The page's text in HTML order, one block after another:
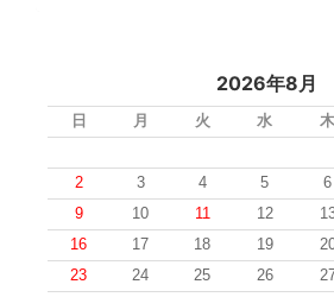
2026年8月
日 月 火 水 木
2
3 4 5 6
9
10 11 12
16
17 18 19
23
24 25 26